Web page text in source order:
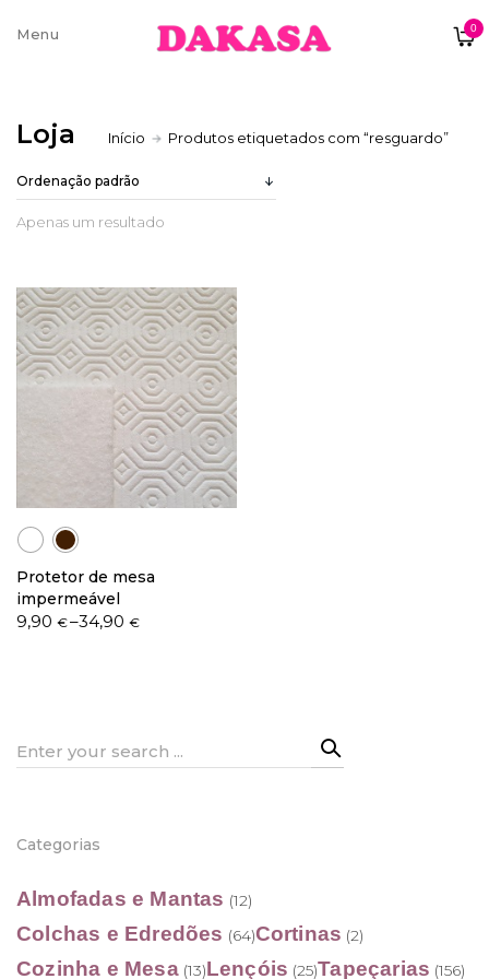
0
Sobre nós
Trocas e Devoluções
Termos e condições
Loja Início Produtos etiquetados com “resguardo”
Apenas um resultado
Protetor de mesa
impermeável
9,90 €–34,90€
Price
Search
Categorias
Almofadas e Mantas (12)
Colchas e Edredões (64)Cortinas (2)
Cozinha e Mesa (13)Lençóis (25)Tapeçarias (156)